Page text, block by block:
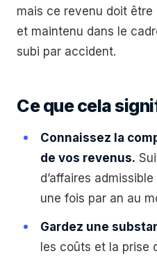
mais ce revenu doit être
et maintenu dans le
subi par accident.
Ce que cela
Connaissez la
de vos revenus.
d’affaires
une fois par an au
Gardez une
les coûts et la prise